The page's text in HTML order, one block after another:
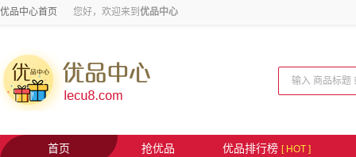
优品中心首页 您好，欢迎来到 优品中心
首页 抢优品 优品排行榜 [ HOT ]